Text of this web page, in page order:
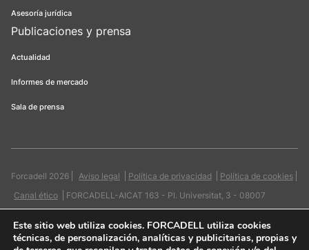
Asesoría jurídica
Publicaciones y prensa
Actualidad
Informes de mercado
Sala de prensa
Forcadell 2026 Aviso legal Política de privacidad
Política de cookies
Canal ético
FORCADELL-AICAT 163 - Pl. Universitat, 3 - 08007
Este sitio web utiliza cookies. FORCADELL utiliza cookies
técnicas, de personalización, analíticas y publicitarias, propias y